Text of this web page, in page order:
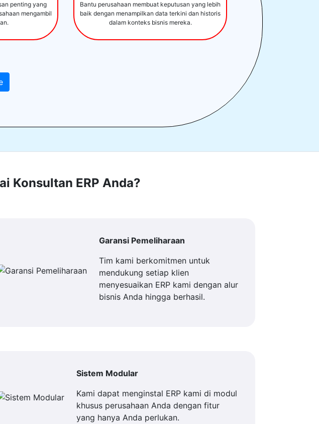
penting yang
mengambil
Bantu perusahaan membuat keputusan yang lebih
baik dengan menampilkan data terkini dan historis
dalam konteks bisnis mereka.
Konsultan ERP Anda?
Garansi Pemeliharaan
Tim kami berkomitmen untuk
mendukung setiap klien
menyesuaikan ERP kami dengan alur
bisnis Anda hingga berhasil.
Sistem Modular
Kami dapat menginstal ERP kami di modul
khusus perusahaan Anda dengan fitur
yang hanya Anda perlukan.